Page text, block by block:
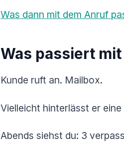
Was dann mit dem Anruf
Was passiert
Kunde ruft an. Mailbox.
Vielleicht hinterlässt er
Abends siehst du: 3